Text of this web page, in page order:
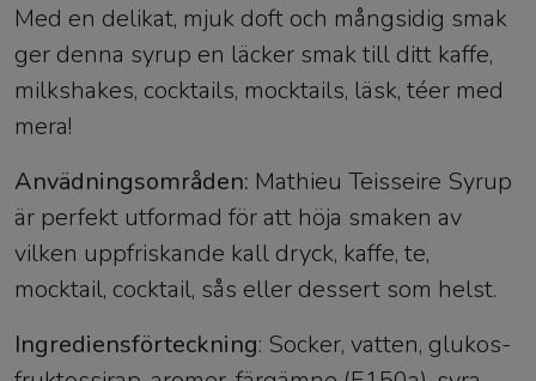
Med en delikat, mjuk doft och mångsidig smak
ger denna syrup en läcker smak till ditt kaffe,
milkshakes, cocktails, mocktails, läsk, téer med
mera!
Anvädningsområden: Mathieu Teisseire Syrup
är perfekt utformad för att höja smaken av
vilken uppfriskande kall dryck, kaffe, te,
mocktail, cocktail, sås eller dessert som helst.
Ingrediensförteckning: Socker, vatten, glukos-